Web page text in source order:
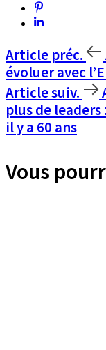
Article préc.
évoluer avec
Article suiv.
plus de
il y a 60 ans
Vous